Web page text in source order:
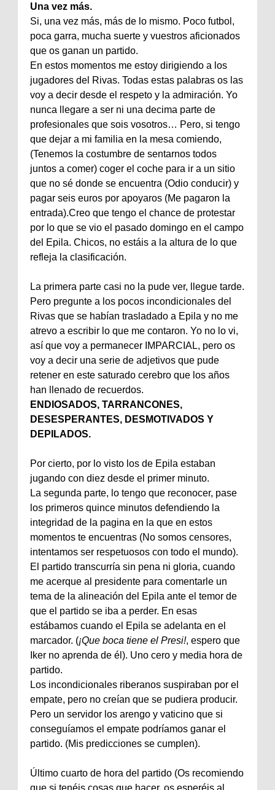
Una vez más.
Si, una vez más, más de lo mismo. Poco futbol,
poca garra, mucha suerte y vuestros aficionados
que os ganan un partido.
En estos momentos me estoy dirigiendo a los
jugadores del Rivas. Todas estas palabras os las
voy a decir desde el respeto y la admiración. Yo
nunca llegare a ser ni una decima parte de
profesionales que sois vosotros… Pero, si tengo
que dejar a mi familia en la mesa comiendo,
(Tenemos la costumbre de sentarnos todos
juntos a comer) coger el coche para ir a un sitio
que no sé donde se encuentra (Odio conducir) y
pagar seis euros por apoyaros (Me pagaron la
entrada).Creo que tengo el chance de protestar
por lo que se vio el pasado domingo en el campo
del Epila. Chicos, no estáis a la altura de lo que
refleja la clasificación.
La primera parte casi no la pude ver, llegue tarde.
Pero pregunte a los pocos incondicionales del
Rivas que se habían trasladado a Epila y no me
atrevo a escribir lo que me contaron. Yo no lo vi,
así que voy a permanecer IMPARCIAL, pero os
voy a decir una serie de adjetivos que pude
retener en este saturado cerebro que los años
han llenado de recuerdos.
ENDIOSADOS, TARRANCONES,
DESESPERANTES, DESMOTIVADOS Y
DEPILADOS.
Por cierto, por lo visto los de Epila estaban
jugando con diez desde el primer minuto.
La segunda parte, lo tengo que reconocer, pase
los primeros quince minutos defendiendo la
integridad de la pagina en la que en estos
momentos te encuentras (No somos censores,
intentamos ser respetuosos con todo el mundo).
El partido transcurría sin pena ni gloria, cuando
me acerque al presidente para comentarle un
tema de la alineación del Epila ante el temor de
que el partido se iba a perder. En esas
estábamos cuando el Epila se adelanta en el
marcador. (¡Que boca tiene el Presi!, espero que
Iker no aprenda de él). Uno cero y media hora de
partido.
Los incondicionales riberanos suspiraban por el
empate, pero no creían que se pudiera producir.
Pero un servidor los arengo y vaticino que si
conseguíamos el empate podríamos ganar el
partido. (Mis predicciones se cumplen).
Último cuarto de hora del partido (Os recomiendo
que si tenéis cosas que hacer, os esperéis al